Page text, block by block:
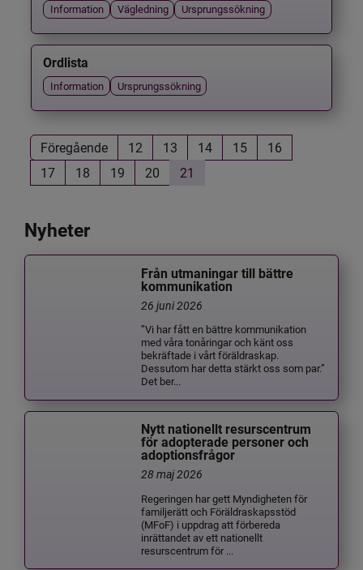
Information Vägledning Ursprungssökning
Ordlista
Information Ursprungssökning
Föregående 12 13 14 15
16
17
18 19 20 21
Nyheter
Från utmaningar till bättre
kommunikation
26 juni 2026
”Vi har fått en bättre kommunikation
med våra tonåringar och känt oss
bekräftade i vårt föräldraskap.
Dessutom har detta stärkt oss som par.”
Det ber...
Nytt nationellt resurscentrum
för adopterade personer och
adoptionsfrågor
28 maj 2026
Regeringen har gett Myndigheten för
familjerätt och Föräldraskapsstöd
(MFoF) i uppdrag att förbereda
inrättandet av ett nationellt
resurscentrum för ...